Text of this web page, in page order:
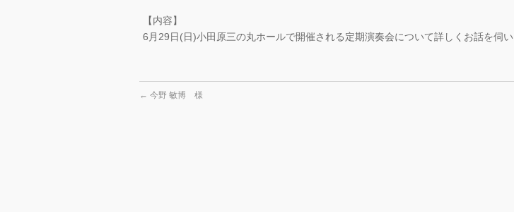
【内容】
6月29日(日)小田原三の丸ホールで開催される定期演奏会について詳しくお話を伺い
← 今野 敏博 様